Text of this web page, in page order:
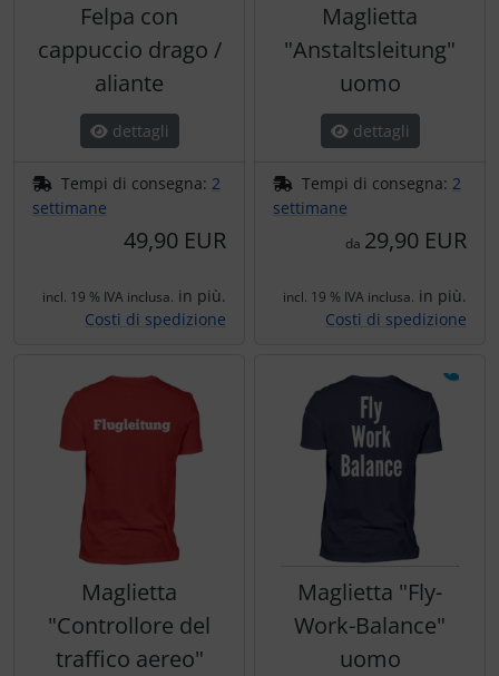
Felpa con
cappuccio drago /
aliante
dettagli
Tempi di consegna: 2
settimane
49,90 EUR
incl. 19 % IVA inclusa. in più.
Costi di spedizione
Maglietta
"Anstaltsleitung"
uomo
dettagli
Tempi di consegna: 2
settimane
da 29,90 EUR
incl. 19 % IVA inclusa. in più.
Costi di spedizione
Maglietta
"Controllore del
traffico aereo"
Maglietta "Fly-
Work-Balance"
uomo
Viti, dadi & co.